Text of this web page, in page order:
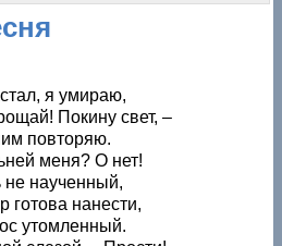
я умираю,
Покину свет, –
повторяю.
меня? О нет!
не наученный,
готова нанести,
утомленный.